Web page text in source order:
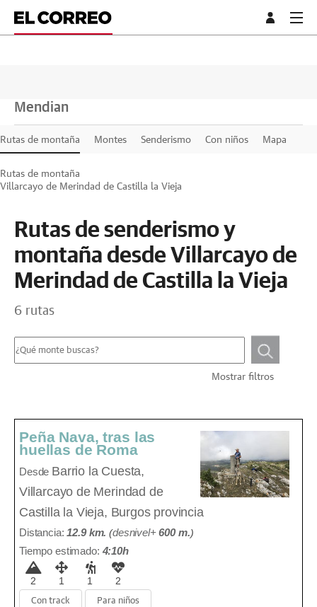
Mendian
Rutas de montaña Montes Senderismo Con niños Mapa
Rutas de montaña
Villarcayo de Merindad de Castilla la Vieja
Rutas de senderismo y
montaña desde Villarcayo de
Merindad de Castilla la Vieja
6 rutas
Mostrar filtros
Peña Nava, tras las
huellas de Roma
Desde Barrio la Cuesta,
Villarcayo de Merindad de
Castilla la Vieja, Burgos provincia
Distancia:12.9 km. (desnivel+600 m.)
Tiempo estimado: 4:10h
2 1 1 2
Con track Para niños